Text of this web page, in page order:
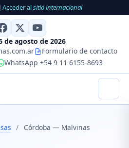
|Acceder alsitio internacional
de agosto de 2026
Formulario de contacto
WhatsApp +54 9 11 6155-8693
/
Córdoba — Malvinas